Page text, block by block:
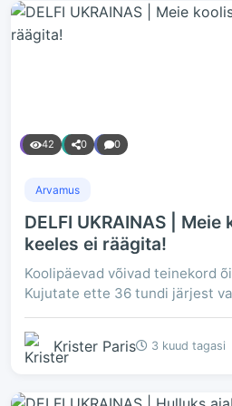
42 0 0
Arvamus
DELFI UKRAINAS |
keeles ei räägita!
Koolipäevad võivad teinekord
Kujutate ette 36 tundi järjest
Krister Paris 3 kuud tagasi